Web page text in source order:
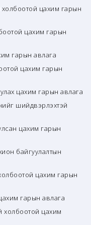
холбоотой цахим гарын
цахим гарын
гарын авлага
цахим гарын
цахим гарын авлага
шийдвэрлэхтэй
цахим гарын
байгуулалтын
цахим гарын
гарын авлага
холбоотой цахим